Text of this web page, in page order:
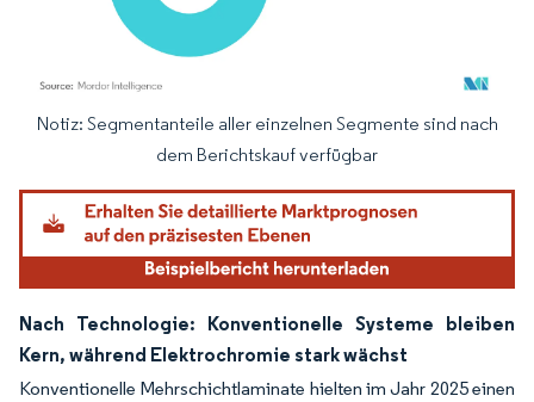
Bild © Mordor Intelligence. Wiederverwendung erfordert Namensnennung
Notiz: Segmentanteile aller einzelnen Segmente sind nach
dem Berichtskauf verfügbar
Nach Technologie: Konventionelle Systeme bleiben
Kern, während Elektrochromie stark wächst
Konventionelle Mehrschichtlaminate hielten im Jahr 2025 einen